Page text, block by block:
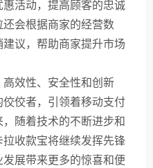
活动，提高顾客的忠诚
会根据商家的经营数
议，帮助商家提升市场
效性、安全性和创新
佼者，引领着移动支付
随着技术的不断进步和
收款宝将继续发挥先锋
展带来更多的惊喜和便